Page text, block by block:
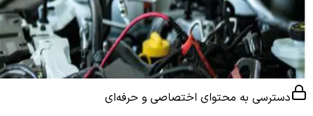
دسترسی به محتوای اختصاصی و حرفه‌ای